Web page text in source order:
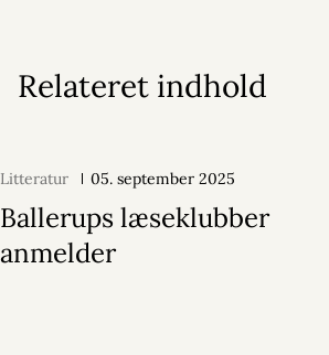
Relateret indhold
Litteratur 05. september 2025
Ballerups læseklubber
anmelder